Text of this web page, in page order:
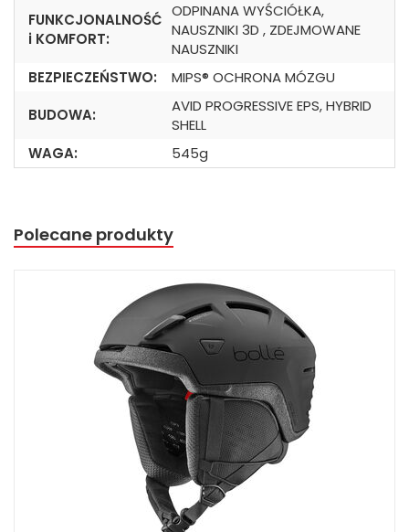
FUNKCJONALNOŚĆ
i KOMFORT:
ODPINANA WYŚCIÓŁKA,
NAUSZNIKI 3D , ZDEJMOWANE
NAUSZNIKI
BEZPIECZEŃSTWO:
MIPS® OCHRONA MÓZGU
BUDOWA:
AVID PROGRESSIVE EPS, HYBRID
SHELL
WAGA:
545g
Polecane produkty